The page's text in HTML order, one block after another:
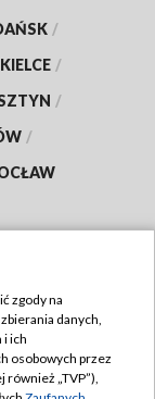
/
KIELCE /
/
/
zgody na
danych,
i ich
osobowych przez
również „TVP”),